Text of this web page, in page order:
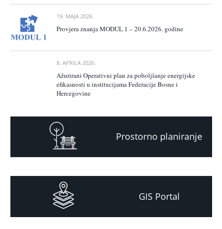
19. MAJA 2026.
Provjera znanja MODUL 1 – 20.6.2026. godine
8. APRILA 2026.
Ažurirani Operativni plan za poboljšanje energijske
efikasnosti u institucijama Federacije Bosne i
Hercegovine
Prostorno planiranje
GIS Portal